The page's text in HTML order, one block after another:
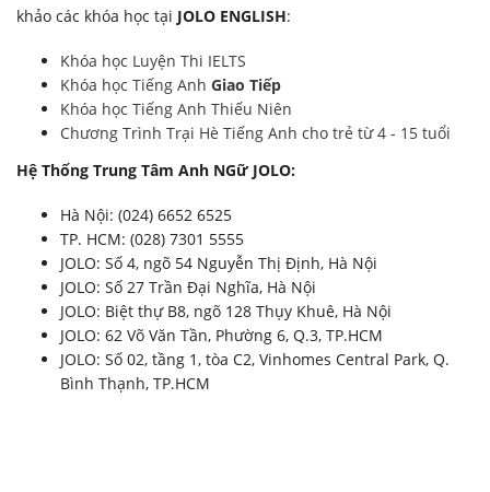
khảo các khóa học tại JOLO ENGLISH:
Khóa học Luyện Thi IELTS
Khóa học Tiếng Anh Giao Tiếp
Khóa học Tiếng Anh Thiếu Niên
Chương Trình Trại Hè Tiếng Anh cho trẻ từ 4 - 15 tuổi
Hệ Thống Trung Tâm Anh NGữ JOLO:
Hà Nội: (024) 6652 6525
TP. HCM: (028) 7301 5555
JOLO: Số 4, ngõ 54 Nguyễn Thị Định, Hà Nội
JOLO: Số 27 Trần Đại Nghĩa, Hà Nội
JOLO: Biệt thự B8, ngõ 128 Thụy Khuê, Hà Nội
JOLO: 62 Võ Văn Tần, Phường 6, Q.3, TP.HCM
JOLO: Số 02, tầng 1, tòa C2, Vinhomes Central Park, Q.
Bình Thạnh, TP.HCM